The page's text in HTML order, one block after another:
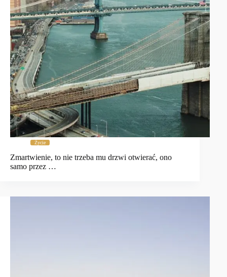
Życie
Zmartwienie, to nie trzeba mu drzwi otwierać, ono
samo przez …